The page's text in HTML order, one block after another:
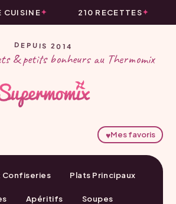
210 RECETTES
DEPUIS 2014
& petits bonheurs au Thermomix
♥Mes favoris
Confiseries Plats Principaux
Apéritifs Soupes